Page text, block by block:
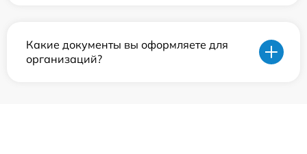
Какие документы вы оформляете для
организаций?